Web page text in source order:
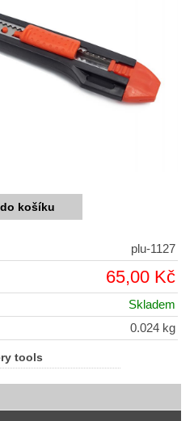
plu-1127
65,00 Kč
Skladem
0.024 kg
tools